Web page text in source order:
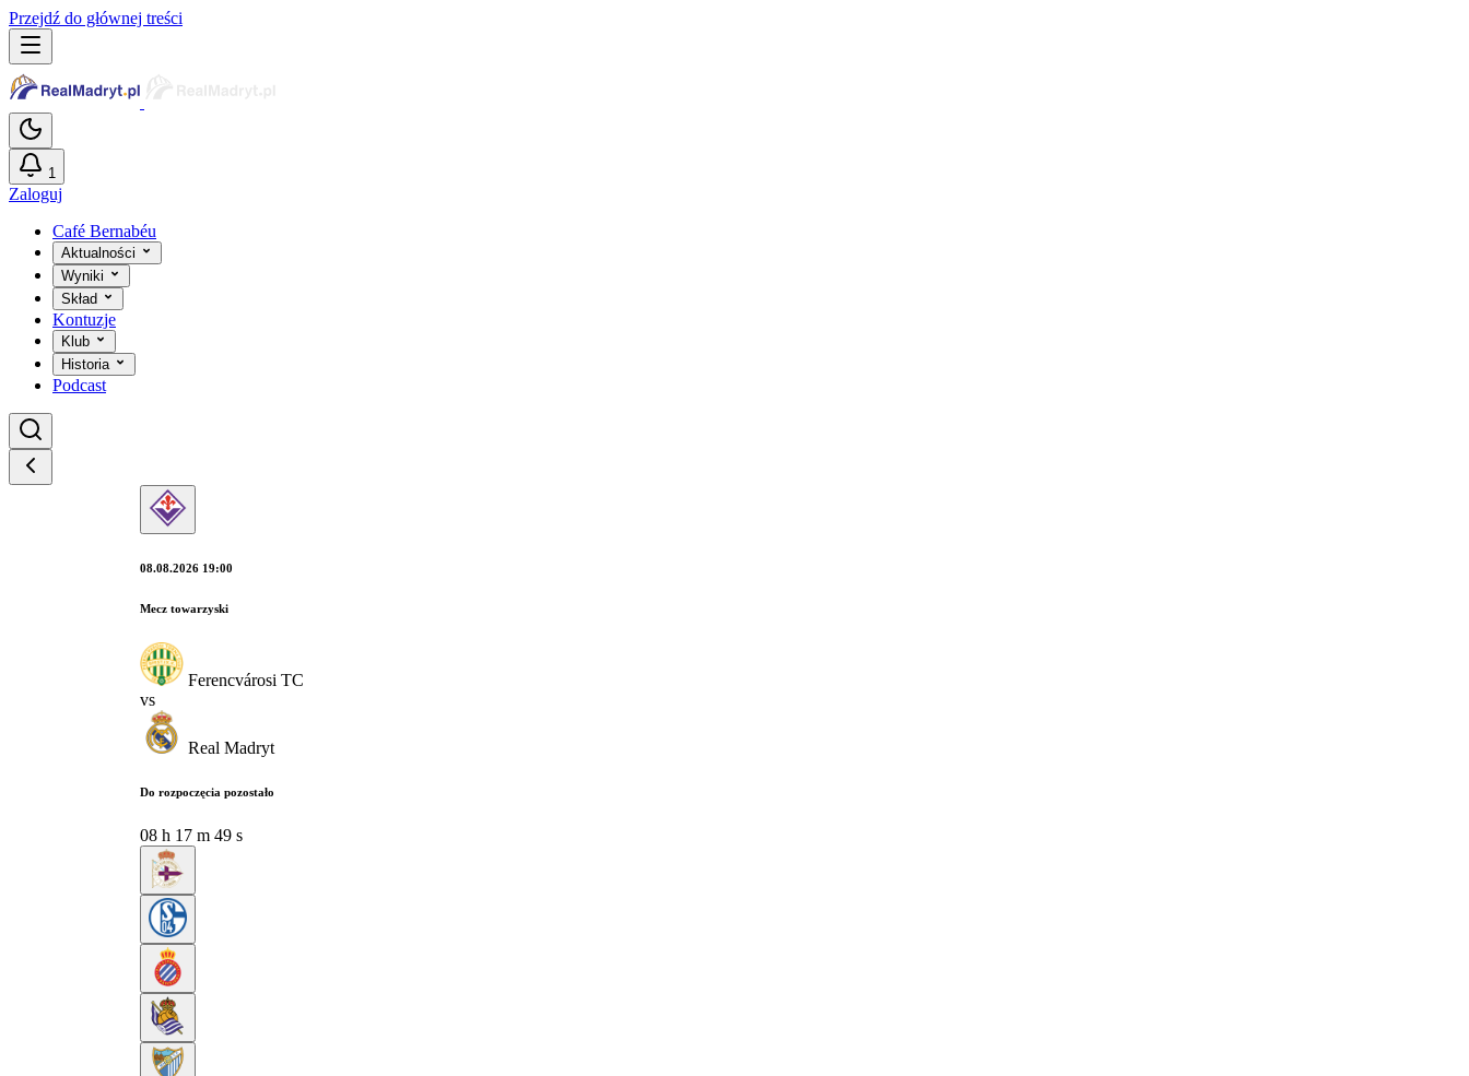
Przejdź do głównej treści
1
Zaloguj
Café Bernabéu
Aktualności
Wyniki
Skład
Kontuzje
Klub
Historia
Podcast
08.08.2026 19:00
Mecz towarzyski
Ferencvárosi TC
vs
Real Madryt
Do rozpoczęcia pozostało
08 h 17 m 48 s